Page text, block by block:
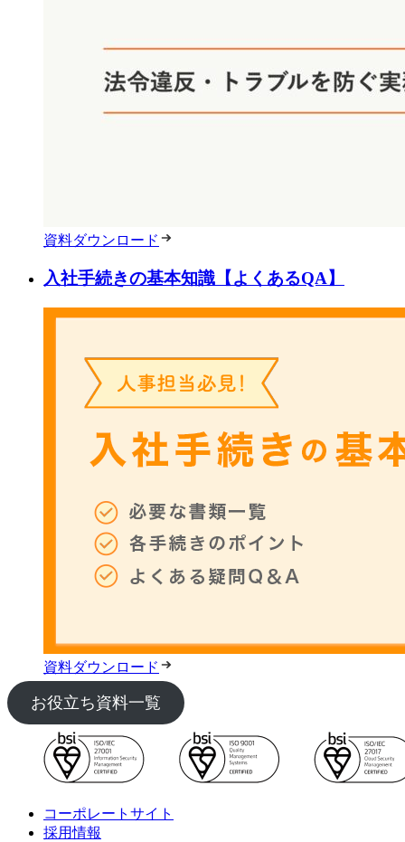
資料ダウンロード
入社手続きの基本知識【よくあるQA】
資料ダウンロード
お役立ち資料一覧
コーポレートサイト
採用情報